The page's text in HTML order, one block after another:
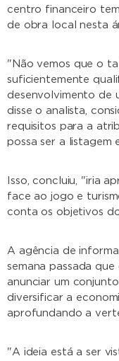
centro financeiro
de obra local nesta
"Não vemos que o
suficientemente
desenvolvimento de
disse o analista,
requisitos para a
possa ser a listagem
Isso, concluiu, "iria
face ao jogo e
conta os objetivos
A agência de
semana passada
anunciar um
diversificar a
aprofundando a
"A ideia está a ser